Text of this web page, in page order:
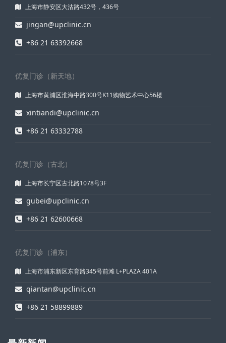
上海市静安区大沽路432号，436号
jingan@upclinic.cn
+86 21 63392668
优复门诊（新天地）
上海市黄浦区淮海中路300号K11购物艺术中心56楼
xintiandi@upclinic.cn
+86 21 63332788
优复门诊（古北）
上海市长宁区古北路1078号3F
gubei@upclinic.cn
+86 21 62600668
优复门诊（浦东）
上海市浦东新区东育路345号前滩 L+PLAZA 401A
qiantan@upclinic.cn
+86 21 58899889